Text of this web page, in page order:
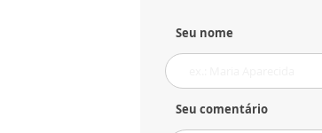
Seu nome
Seu comentário